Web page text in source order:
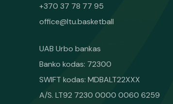
+370 37 78 77 95
office@ltu.basketball
UAB Urbo bankas
Banko kodas: 72300
SWIFT kodas: MDBALT22XXX
A/S. LT92 7230 0000 0060 6259